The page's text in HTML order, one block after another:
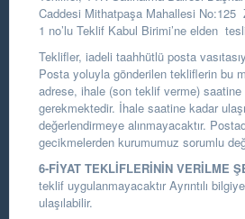
Caddesi Mithatpaşa Mahallesi No:125
1 no’lu Teklif Kabul Birimi’ne elden
Teklifler, iadeli taahhütlü posta
Posta yoluyla gönderilen tekliflerin bu
adrese, ihale (son teklif verme) saatine
gerekmektedir. İhale saatine kadar
değerlendirmeye alınmayacaktır.
gecikmelerden kurumumuz sorumlu
6-FİYAT TEKLİFLERİNİN VERİLME
teklif uygulanmayacaktır Ayrıntılı
ulaşılabilir.